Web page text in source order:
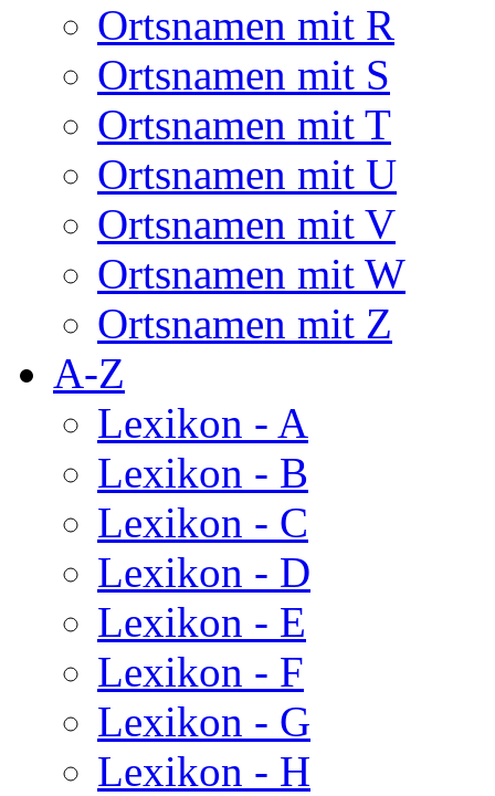
Ortsnamen mit R
Ortsnamen mit S
Ortsnamen mit T
Ortsnamen mit U
Ortsnamen mit V
Ortsnamen mit W
Ortsnamen mit Z
A-Z
Lexikon - A
Lexikon - B
Lexikon - C
Lexikon - D
Lexikon - E
Lexikon - F
Lexikon - G
Lexikon - H